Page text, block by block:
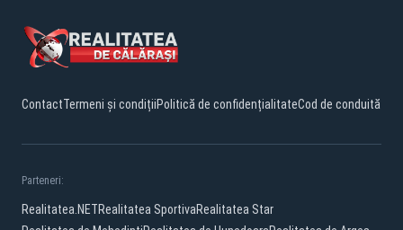
ContactTermeni și condițiiPolitică de confidențialitateCod de conduită
Parteneri:
Realitatea.NETRealitatea SportivaRealitatea Star